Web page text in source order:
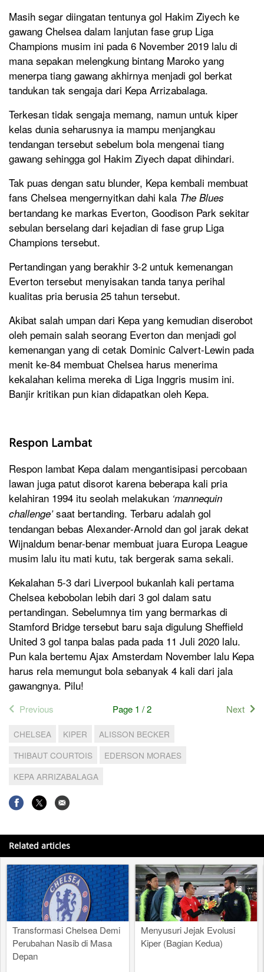
Masih segar diingatan tentunya gol Hakim Ziyech ke
gawang Chelsea dalam lanjutan fase grup Liga
Champions musim ini pada 6 November 2019 lalu di
mana sepakan melengkung bintang Maroko yang
menerpa tiang gawang akhirnya menjadi gol berkat
tandukan tak sengaja dari Kepa Arrizabalaga.
Terkesan tidak sengaja memang, namun untuk kiper
kelas dunia seharusnya ia mampu menjangkau
tendangan tersebut sebelum bola mengenai tiang
gawang sehingga gol Hakim Ziyech dapat dihindari.
Tak puas dengan satu blunder, Kepa kembali membuat
fans Chelsea mengernyitkan dahi kala The Blues
bertandang ke markas Everton, Goodison Park sekitar
sebulan berselang dari kejadian di fase grup Liga
Champions tersebut.
Pertandingan yang berakhir 3-2 untuk kemenangan
Everton tersebut menyisakan tanda tanya perihal
kualitas pria berusia 25 tahun tersebut.
Akibat salah umpan dari Kepa yang kemudian diserobot
oleh pemain salah seorang Everton dan menjadi gol
kemenangan yang di cetak Dominic Calvert-Lewin pada
menit ke-84 membuat Chelsea harus menerima
kekalahan kelima mereka di Liga Inggris musim ini.
Banjir kritikan pun kian didapatkan oleh Kepa.
Respon Lambat
Respon lambat Kepa dalam mengantisipasi percobaan
lawan juga patut disorot karena beberapa kali pria
kelahiran 1994 itu seolah melakukan ‘mannequin
challenge’saat bertanding. Terbaru adalah gol
tendangan bebas Alexander-Arnold dan gol jarak dekat
Wijnaldum benar-benar membuat juara Europa League
musim lalu itu mati kutu, tak bergerak sama sekali.
Kekalahan 5-3 dari Liverpool bukanlah kali pertama
Chelsea kebobolan lebih dari 3 gol dalam satu
pertandingan. Sebelumnya tim yang bermarkas di
Stamford Bridge tersebut baru saja digulung Sheffield
United 3 gol tanpa balas pada pada 11 Juli 2020 lalu.
Pun kala bertemu Ajax Amsterdam November lalu Kepa
harus rela memungut bola sebanyak 4 kali dari jala
gawangnya. Pilu!
Previous Page 1 / 2 Next
CHELSEA KIPER
ALISSON BECKER
THIBAUT COURTOIS
EDERSON MORAES
KEPA ARRIZABALAGA
Related articles
Transformasi Chelsea Demi
Perubahan Nasib di Masa
Depan
Menyusuri Jejak Evolusi
Kiper (Bagian Kedua)